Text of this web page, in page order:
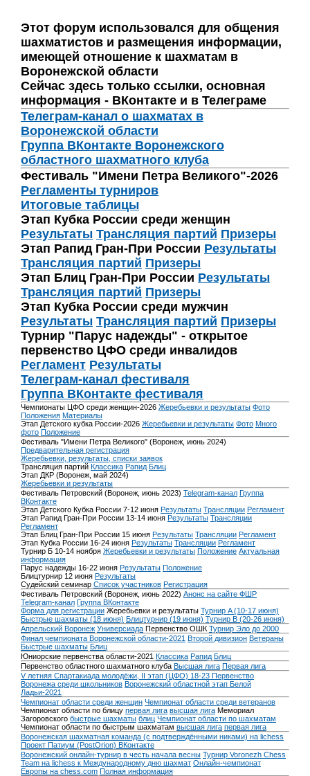
Этот форум использовался для общения
шахматистов и размещения информации,
имеющей отношение к шахматам в
Воронежской области
Сейчас здесь только ссылки, основная
информация - ВКонтакте и в Телеграме
Телеграм-канал о шахматах в
Воронежской области
Группа ВКонтакте Воронежского
областного шахматного клуба
Фестиваль "Имени Петра Великого"-2026
Регламенты турниров
Итоговые таблицы
Этап Кубка России среди женщин
Результаты Трансляция партий Призеры
Этап Рапид Гран-При России Результаты
Трансляция партий Призеры
Этап Блиц Гран-При России Результаты
Трансляция партий Призеры
Этап Кубка России среди мужчин
Результаты Трансляция партий Призеры
Турнир "Парус надежды" - открытое
первенство ЦФО среди инвалидов
Регламент Результаты
Телеграм-канал фестиваля
Группа ВКонтакте фестиваля
Чемпионаты ЦФО среди женщин-2026 Жеребьевки и результаты Фото
Положения Материалы
Этап Детского кубка России-2026 Жеребьевки и результаты Фото Много
фото Положение
Фестиваль "Имени Петра Великого" (Воронеж, июнь 2024)
Предварительная регистрация
Жеребьевки, результаты, списки заявок
Трансляция партий Классика Рапид Блиц
Этап ДКР (Воронеж, май 2024)
Жеребьевки и результаты
Фестиваль Петровский (Воронеж, июнь 2023) Telegram-канал Группа
ВКонтакте
Этап Детского Кубка России 7-12 июня Результаты Трансляции Регламент
Этап Рапид Гран-При России 13-14 июня Результаты Трансляции
Регламент
Этап Блиц Гран-При России 15 июня Результаты Трансляции Регламент
Этап Кубка России 16-24 июня Результаты Трансляции Регламент
Турнир Б 10-14 ноября Жеребьевки и результаты Положение Актуальная
информация
Парус надежды 16-22 июня Результаты Положение
Блицтурнир 12 июня Результаты
Судейский семинар Список участников Регистрация
Фестиваль Петровский (Воронеж, июнь 2022) Анонс на сайте ФШР
Telegram-канал Группа ВКонтакте
Форма для регистрации Жеребьевки и результаты Турнир A (10-17 июня)
Быстрые шахматы (18 июня) Блицтурнир (19 июня) Турнир B (20-26 июня)
Апрельский Воронеж Универсиада Первенство ОШК Турнир Эло до 2000
Финал чемпионата Воронежской области-2021 Второй дивизион Ветераны
Быстрые шахматы Блиц
Юниорские первенства области-2021 Классика Рапид Блиц
Первенство областного шахматного клуба Высшая лига Первая лига
V летняя Спартакиада молодёжи, II этап (ЦФО) 18-23 Первенство
Воронежа среди школьников Воронежский областной этап Белой
Ладьи-2021
Чемпионат области среди женщин Чемпионат области среди ветеранов
Чемпионат области по блицу первая лига высшая лига Мемориал
Загоровского быстрые шахматы блиц Чемпионат области по шахматам
Чемпионат области по быстрым шахматам высшая лига первая лига
Воронежская шахматная команда (с подтверждёнными никами) на lichess
Проект Патиум (PostOrion) ВКонтакте
Воронежский онлайн-турнир в честь начала весны Турнир Voronezh Chess
Team на lichess к Международному дню шахмат Онлайн-чемпионат
Европы на chess.com Полная информация